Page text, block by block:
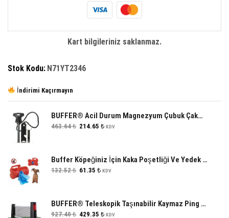
Kart bilgileriniz saklanmaz.
Stok Kodu: N71YT2346
İndirimi Kaçırmayın
BUFFER® Acil Durum Magnezyum Çubuk Çakmaktaşı Hayatta Kalma Ateş Başlatıcı Çakmak Kiti Düdük Hediyel
463.64₺ Orijinal
214.65 ₺Şu
KDV
Buffer Köpeğiniz İçin Kaka Poşetliği Ve Yedek Poşet
132.52₺ Orijinal
61.35 ₺Şu
KDV
BUFFER® Teleskopik Taşınabilir Kaymaz Ping Pong Masa Tenisi Filesi Aparatı
927.40₺ Orijinal
429.35 ₺ŞuKDV